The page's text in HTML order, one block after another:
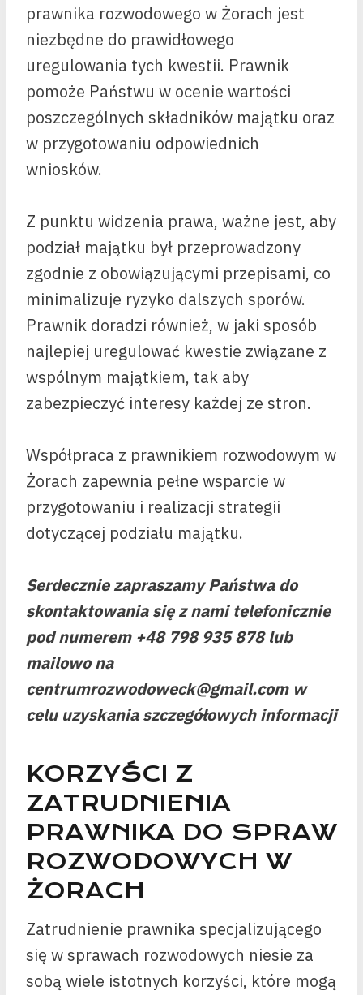
prawnika rozwodowego w Żorach jest
niezbędne do prawidłowego
uregulowania tych kwestii. Prawnik
pomoże Państwu w ocenie wartości
poszczególnych składników majątku oraz
w przygotowaniu odpowiednich
wniosków.
Z punktu widzenia prawa, ważne jest, aby
podział majątku był przeprowadzony
zgodnie z obowiązującymi przepisami, co
minimalizuje ryzyko dalszych sporów.
Prawnik doradzi również, w jaki sposób
najlepiej uregulować kwestie związane z
wspólnym majątkiem, tak aby
zabezpieczyć interesy każdej ze stron.
Współpraca z prawnikiem rozwodowym w
Żorach zapewnia pełne wsparcie w
przygotowaniu i realizacji strategii
dotyczącej podziału majątku.
Serdecznie zapraszamy Państwa do
skontaktowania się z nami telefonicznie
pod numerem +48 798 935 878 lub
mailowo na
centrumrozwodoweck@gmail.com w
celu uzyskania szczegółowych informacji
KORZYŚCI Z
ZATRUDNIENIA
PRAWNIKA DO SPRAW
ROZWODOWYCH W
ŻORACH
Zatrudnienie prawnika specjalizującego
się w sprawach rozwodowych niesie za
sobą wiele istotnych korzyści, które mogą